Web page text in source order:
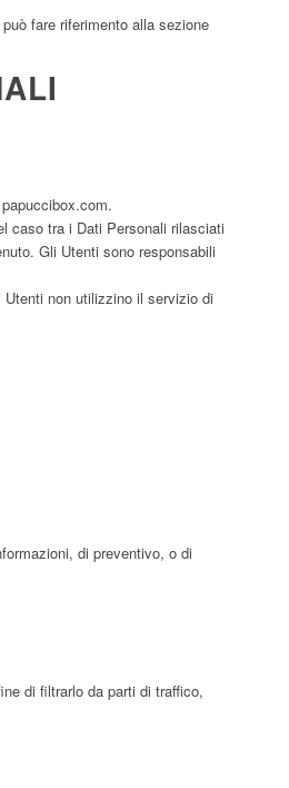
fare riferimento alla sezione
caso tra i Dati Personali rilasciati
Gli Utenti sono responsabili
non utilizzino il servizio di
di preventivo, o di
di filtrarlo da parti di traffico,